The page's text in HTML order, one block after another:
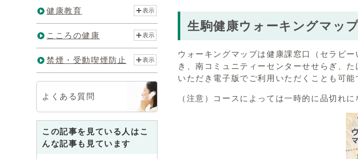
生駒健康ウォーキングマッ
ウォーキングマップは健康課窓口（セラビ
き、南コミュニティーセンターせせらぎ、
いただき電子版でご利用いただくことも可能
（注意）コースによっては一時的に品切れ
健康教育 表示
こころの健康 表示
禁煙・受動喫煙防止 表示
よくある質問
この記事を見ている人はこ
んな記事も見ています